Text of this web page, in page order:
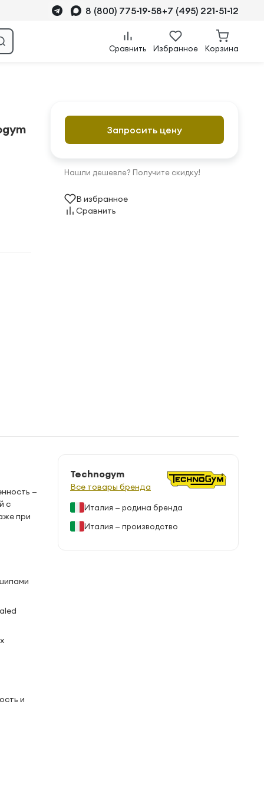
8 (800) 775-19-58+7 (495) 221-51-12
Сравнить Избранное Корзина
Запросить цену
Нашли дешевле? Получите скидку!
В избранное
Сравнить
—
с
при
и
Technogym
Все товары бренда
Италия — родина бренда
Италия — производство